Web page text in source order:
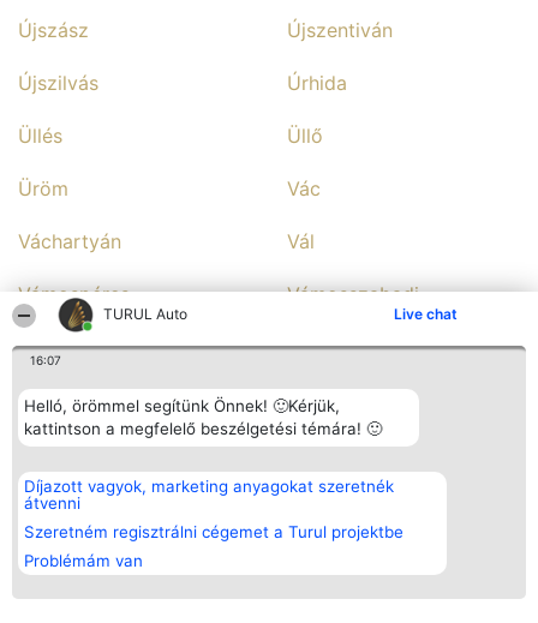
TURUL Auto Live chat
16:07
Helló, örömmel segítünk Önnek! 🙂Kérjük,
kattintson a megfelelő beszélgetési témára! 🙂
Díjazott vagyok, marketing anyagokat szeretnék
átvenni
Szeretném regisztrálni cégemet a Turul projektbe
Problémám van
Újszász Újszentiván
Újszilvás Úrhida
Üllés Üllő
Üröm Vác
Váchartyán Vál
Vámospércs Vámosszabadi
Várpalota Vasad
Vasalja Vásárosnamény
Vasas Vecsés
Velence
Veresegyház